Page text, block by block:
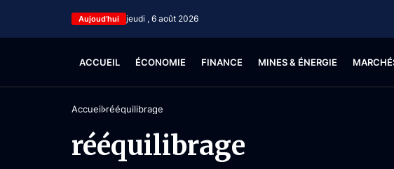
Aujoud'hui jeudi , 6 août 2026
ACCUEIL ÉCONOMIE FINANCE MINES & ÉNERGIE
Accueil rééquilibrage
rééquilibrage